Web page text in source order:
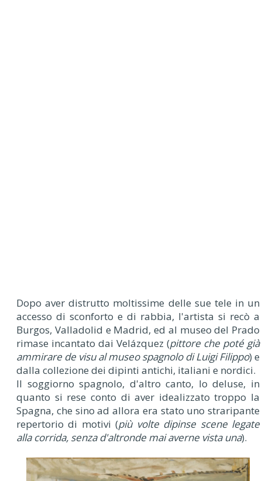
Dopo aver distrutto moltissime delle sue tele in un
accesso di sconforto e di rabbia, l'artista si recò a
Burgos, Valladolid e Madrid, ed al museo del Prado
rimase incantato dai Velázquez (pittore che poté già
ammirare de visu al museo spagnolo di Luigi Filippo) e
dalla collezione dei dipinti antichi, italiani e nordici.
Il soggiorno spagnolo, d'altro canto, lo deluse, in
quanto si rese conto di aver idealizzato troppo la
Spagna, che sino ad allora era stato uno straripante
repertorio di motivi (più volte dipinse scene legate
alla corrida, senza d'altronde mai averne vista una).